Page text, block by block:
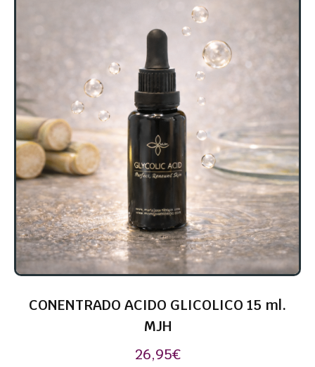
CONENTRADO ACIDO GLICOLICO 15 ml.
MJH
26,95€